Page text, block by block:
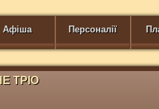
Афіша Персоналії
ТРІО